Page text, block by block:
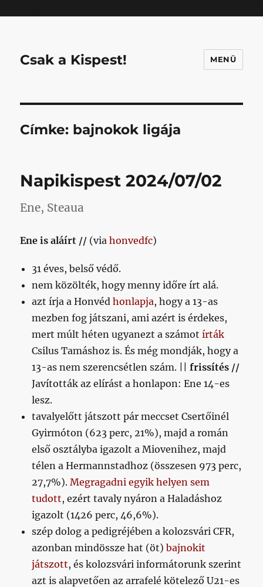
Csak a Kispest! MENÜ
Címke: bajnokok ligája
Napikispest 2024/07/02
Ene, Steaua
Ene is aláírt // (viahonvedfc)
31 éves, belső védő.
nem közölték, hogy menny időre írt alá.
azt írja a Honvédhonlapja, hogy a 13-as
mezben fog játszani, ami azért is érdekes,
mert múlt héten ugyanezt a számotírták
Csilus Tamáshoz is. És még mondják, hogy a
13-as nem szerencsétlen szám. ||frissítés //
Javították az elírást a honlapon: Ene 14-es
lesz.
tavalyelőtt játszott pár meccset Csertőinél
Gyirmóton (623 perc, 21%), majd a román
első osztályba igazolt a Miovenihez, majd
télen a Hermannstadhoz (összesen 973 perc,
27,7%).Megragadni egyik helyen sem
tudott, ezért tavaly nyáron a Haladáshoz
igazolt (1426 perc, 46,6%).
szép dolog a pedigréjében a kolozsvári CFR,
azonban mindössze hat (öt)bajnokit
játszott, és kolozsvári informátorunk szerint
azt is alapvetően az arrafelé kötelező U21-es